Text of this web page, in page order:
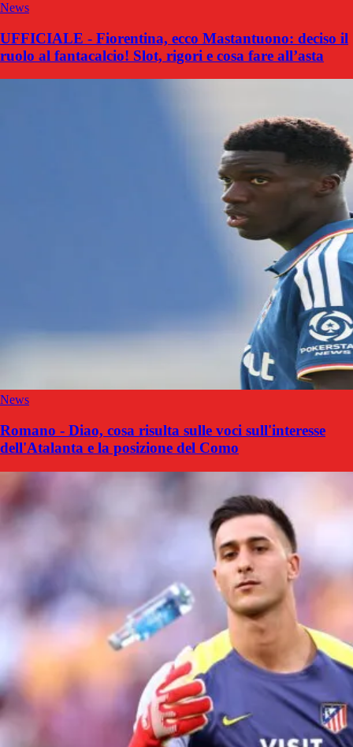
News
UFFICIALE - Fiorentina, ecco Mastantuono: deciso il
ruolo al fantacalcio! Slot, rigori e cosa fare all’asta
News
Romano - Diao, cosa risulta sulle voci sull'interesse
dell'Atalanta e la posizione del Como